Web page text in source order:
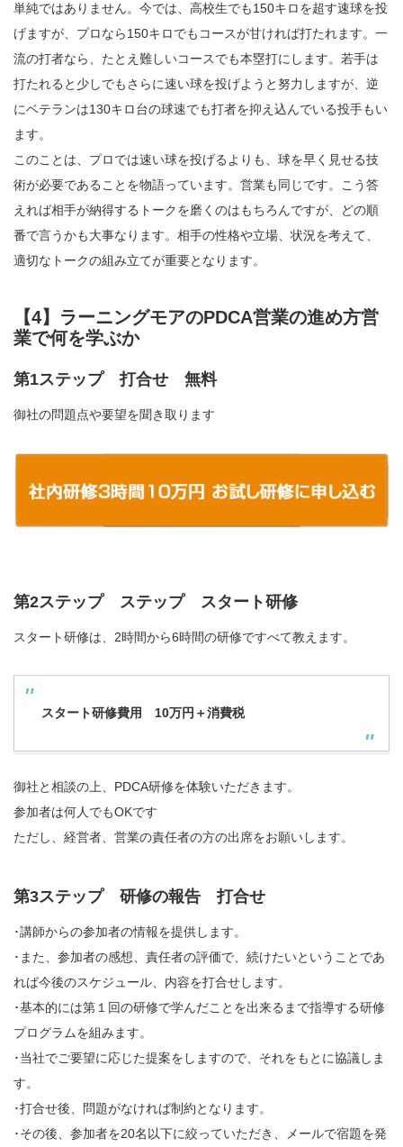
単純ではありません。今では、高校生でも150キロを超す速球を投
げますが、プロなら150キロでもコースが甘ければ打たれます。一
流の打者なら、たとえ難しいコースでも本塁打にします。若手は
打たれると少しでもさらに速い球を投げようと努力しますが、逆
にベテランは130キロ台の球速でも打者を抑え込んでいる投手もい
ます。
このことは、プロでは速い球を投げるよりも、球を早く見せる技
術が必要であることを物語っています。営業も同じです。こう答
えれば相手が納得するトークを磨くのはもちろんですが、どの順
番で言うかも大事なります。相手の性格や立場、状況を考えて、
適切なトークの組み立てが重要となります。
【4】ラーニングモアのPDCA営業の進め方営
業で何を学ぶか
第1ステップ 打合せ 無料
御社の問題点や要望を聞き取ります
第2ステップ ステップ スタート研修
スタート研修は、2時間から6時間の研修ですべて教えます。
スタート研修費用 10万円＋消費税
御社と相談の上、PDCA研修を体験いただきます。
参加者は何人でもOKです
ただし、経営者、営業の責任者の方の出席をお願いします。
第3ステップ 研修の報告 打合せ
･講師からの参加者の情報を提供します。
･また、参加者の感想、責任者の評価で、続けたいということであ
れば今後のスケジュール、内容を打合せします。
･基本的には第１回の研修で学んだことを出来るまで指導する研修
プログラムを組みます。
･当社でご要望に応じた提案をしますので、それをもとに協議しま
す。
･打合せ後、問題がなければ制約となります。
･その後、参加者を20名以下に絞っていただき、メールで宿題を発